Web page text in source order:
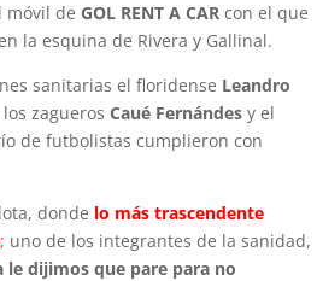
móvil de GOL RENT A CAR con el que
la esquina de Rivera y Gallinal.
sanitarias el floridense Leandro
zaguerosCaué Fernándes y el
de futbolistas cumplieron con
donde lo más trascendente
; uno de los integrantes de la sanidad,
dijimos que pare para no